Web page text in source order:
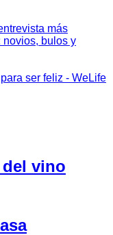
más
novios, bulos y
ser feliz - WeLife
del vino